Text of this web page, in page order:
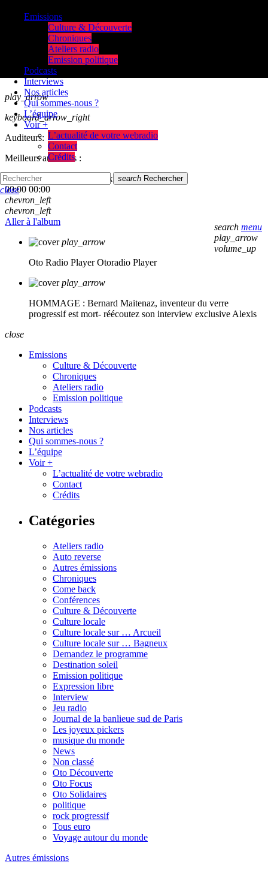
play_arrow
keyboard_arrow_right
Auditeurs:
Meilleurs auditeurs :
skip_previous
skip_next
00:00 00:00
chevron_left
chevron_left
Aller à l'album
play_arrow
Oto Radio Player Otoradio Player
play_arrow
HOMMAGE : Bernard Maitenaz, inventeur du verre
progressif est mort- réécoutez son interview exclusive Alexis
Emissions
Culture & Découverte
Chroniques
Ateliers radio
Emission politique
Podcasts
Interviews
Nos articles
Qui sommes-nous ?
L’équipe
Voir +
L’actualité de votre webradio
Contact
Crédits
search menu
play_arrow
volume_up
search Rechercher
close
close
Emissions
Culture & Découverte
Chroniques
Ateliers radio
Emission politique
Podcasts
Interviews
Nos articles
Qui sommes-nous ?
L’équipe
Voir +
L’actualité de votre webradio
Contact
Crédits
Catégories
Ateliers radio
Auto reverse
Autres émissions
Chroniques
Come back
Conférences
Culture & Découverte
Culture locale
Culture locale sur … Arcueil
Culture locale sur … Bagneux
Demandez le programme
Destination soleil
Emission politique
Expression libre
Interview
Jeu radio
Journal de la banlieue sud de Paris
Les joyeux pickers
musique du monde
News
Non classé
Oto Découverte
Oto Focus
Oto Solidaires
politique
rock progressif
Tous euro
Voyage autour du monde
Autres émissions